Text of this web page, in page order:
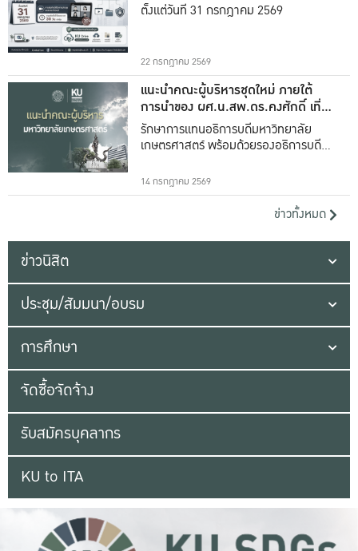
ตั้งแต่วันที่ 31 กรกฎาคม 2569
22 กรกฎาคม 2569
แนะนำคณะผู้บริหารชุดใหม่ ภายใต้
การนำของ ผศ.น.สพ.ดร.คงศักดิ์ เที่ยง
ธรรม
รักษาการแทนอธิการบดีมหาวิทยาลัย
เกษตรศาสตร์ พร้อมด้วยรองอธิการบดีทั้ง
14 กรกฎาคม 2569
ข่าวทั้งหมด
ข่าวนิสิต
ประชุม/สัมมนา/อบรม
การศึกษา
จัดซื้อจัดจ้าง
รับสมัครบุคลากร
KU to ITA